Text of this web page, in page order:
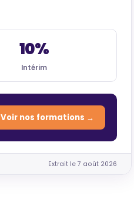
10%
Intérim
Voir nos formations →
Extrait le 7 août 2026